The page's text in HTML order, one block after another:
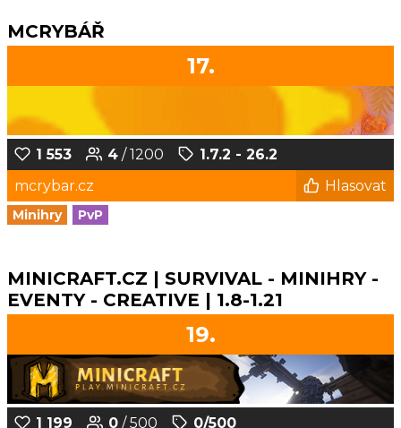
MCRYBÁŘ
17.
1 553 4 / 1200
1.7.2 - 26.2
mcrybar.cz
Hlasovat
Minihry PvP
MINICRAFT.CZ | SURVIVAL - MINIHRY -
EVENTY - CREATIVE | 1.8-1.21
19.
1 199 0 / 500 0/500